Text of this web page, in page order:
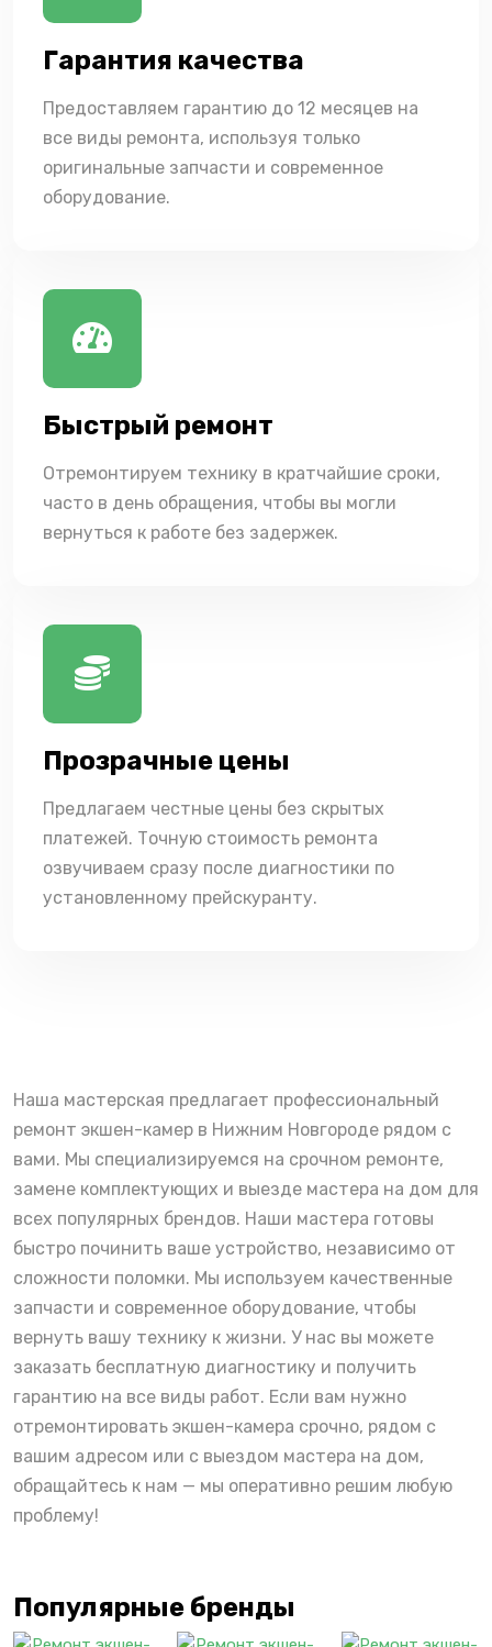
Гарантия качества
Предоставляем гарантию до 12 месяцев на
все виды ремонта, используя только
оригинальные запчасти и современное
оборудование.
Быстрый ремонт
Отремонтируем технику в кратчайшие сроки,
часто в день обращения, чтобы вы могли
вернуться к работе без задержек.
Прозрачные цены
Предлагаем честные цены без скрытых
платежей. Точную стоимость ремонта
озвучиваем сразу после диагностики по
установленному прейскуранту.
Наша мастерская предлагает профессиональный
ремонт экшен-камер в Нижним Новгороде рядом с
вами. Мы специализируемся на срочном ремонте,
замене комплектующих и выезде мастера на дом для
всех популярных брендов. Наши мастера готовы
быстро починить ваше устройство, независимо от
сложности поломки. Мы используем качественные
запчасти и современное оборудование, чтобы
вернуть вашу технику к жизни. У нас вы можете
заказать бесплатную диагностику и получить
гарантию на все виды работ. Если вам нужно
отремонтировать экшен-камера срочно, рядом с
вашим адресом или с выездом мастера на дом,
обращайтесь к нам — мы оперативно решим любую
проблему!
Популярные бренды